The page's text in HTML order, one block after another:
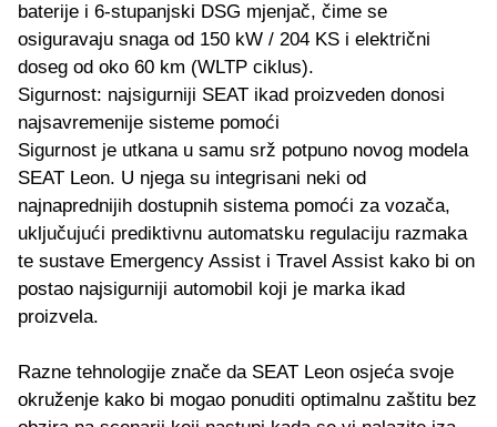
baterije i 6-stupanjski DSG mjenjač, čime se
osiguravaju snaga od 150 kW / 204 KS i električni
doseg od oko 60 km (WLTP ciklus).
Sigurnost: najsigurniji SEAT ikad proizveden donosi
najsavremenije sisteme pomoći
Sigurnost je utkana u samu srž potpuno novog modela
SEAT Leon. U njega su integrisani neki od
najnaprednijih dostupnih sistema pomoći za vozača,
uključujući prediktivnu automatsku regulaciju razmaka
te sustave Emergency Assist i Travel Assist kako bi on
postao najsigurniji automobil koji je marka ikad
proizvela.
Razne tehnologije znače da SEAT Leon osjeća svoje
okruženje kako bi mogao ponuditi optimalnu zaštitu bez